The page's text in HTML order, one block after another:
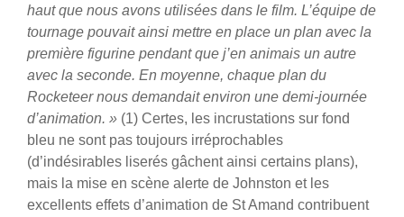
haut que nous avons utilisées dans le film. L’équipe de
tournage pouvait ainsi mettre en place un plan avec la
première figurine pendant que j’en animais un autre
avec la seconde. En moyenne, chaque plan du
Rocketeer nous demandait environ une demi-journée
d’animation. » (1) Certes, les incrustations sur fond
bleu ne sont pas toujours irréprochables
(d’indésirables liserés gâchent ainsi certains plans),
mais la mise en scène alerte de Johnston et les
excellents effets d’animation de St Amand contribuent